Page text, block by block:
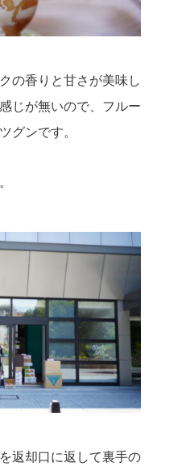
の香りと甘さが美味し
じが無いので、フルー
グンです。
返却口に返して裏手の